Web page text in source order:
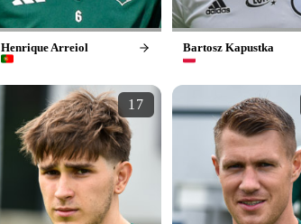
Henrique Arreiol Bartosz Kapustka
17